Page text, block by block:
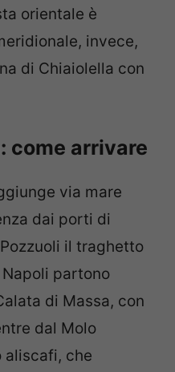
orientale è
invece,
di Chiaiolella con
come arrivare
via mare
dai porti di
il traghetto
partono
di Massa, con
dal Molo
aliscafi, che